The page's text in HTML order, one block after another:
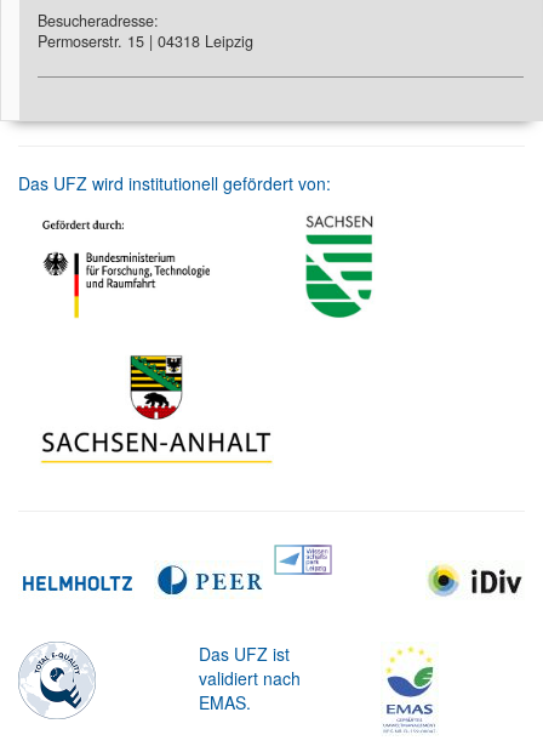
Besucheradresse:
Permoserstr. 15 | 04318 Leipzig
Das UFZ wird institutionell gefördert von:
Das UFZ ist
validiert nach
EMAS.